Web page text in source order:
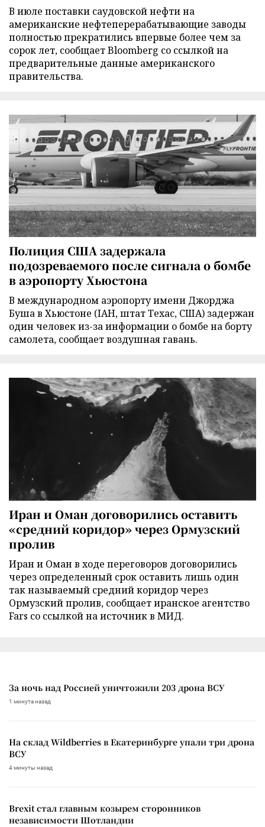
В июле поставки саудовской нефти на
американские нефтеперерабатывающие заводы
полностью прекратились впервые более чем за
сорок лет, сообщает Bloomberg со ссылкой на
предварительные данные американского
правительства.
Полиция США задержала
подозреваемого после сигнала о бомбе
в аэропорту Хьюстона
В международном аэропорту имени Джорджа
Буша в Хьюстоне (IAH, штат Техас, США) задержан
один человек из-за информации о бомбе на борту
самолета, сообщает воздушная гавань.
Иран и Оман договорились оставить
«средний коридор» через Ормузский
пролив
Иран и Оман в ходе переговоров договорились
через определенный срок оставить лишь один
так называемый средний коридор через
Ормузский пролив, сообщает иранское агентство
Fars со ссылкой на источник в МИД.
За ночь над Россией уничтожили 203 дрона ВСУ
1 минута назад
На склад Wildberries в Екатеринбурге упали три дрона
ВСУ
4 минуты назад
Brexit стал главным козырем сторонников
независимости Шотландии